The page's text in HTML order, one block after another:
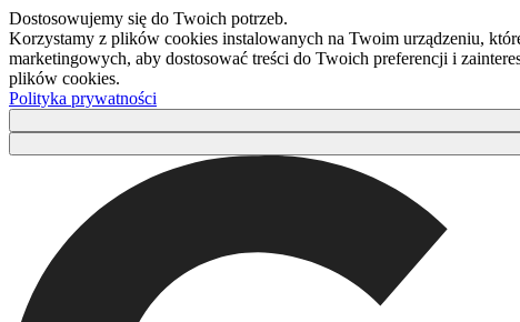
Dostosowujemy się do Twoich potrzeb.
Korzystamy z plików cookies instalowanych na Twoim urządzeniu,
marketingowych, aby dostosować treści do Twoich preferencji i
plików cookies.
Polityka prywatności